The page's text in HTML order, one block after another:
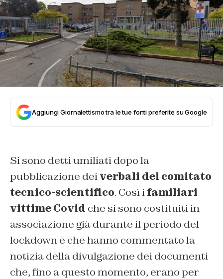
Aggiungi Giornalettismo tra le tue fonti preferite su Google
Si sono detti umiliati dopo la
pubblicazione deiverbali del comitato
tecnico-scientifico. Così ifamiliari
vittime Covid che si sono costituiti in
associazione già durante il periodo del
lockdown e che hanno commentato la
notizia della divulgazione dei documenti
che, fino a questo momento, erano per